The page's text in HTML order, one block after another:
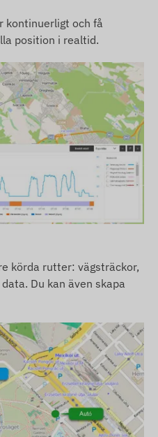
kontinuerligt och få
position i realtid.
körda rutter: vägsträckor,
Du kan även skapa